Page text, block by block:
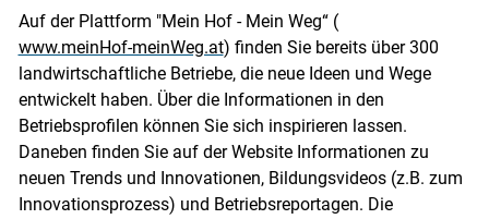
Auf der Plattform "Mein Hof - Mein Weg“ (
www.meinHof-meinWeg.at) finden Sie bereits über 300
landwirtschaftliche Betriebe, die neue Ideen und Wege
entwickelt haben. Über die Informationen in den
Betriebsprofilen können Sie sich inspirieren lassen.
Daneben finden Sie auf der Website Informationen zu
neuen Trends und Innovationen, Bildungsvideos (z.B. zum
Innovationsprozess) und Betriebsreportagen. Die